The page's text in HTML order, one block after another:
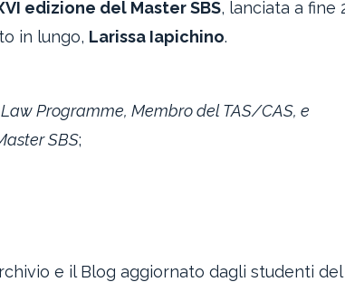
edizione del Master SBS, lanciata a fine
in lungo, Larissa Iapichino.
Programme, Membro del TAS/CAS, e
SBS;
e il Blog aggiornato dagli studenti del